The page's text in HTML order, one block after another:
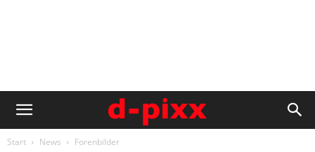
Start News Forenbilder